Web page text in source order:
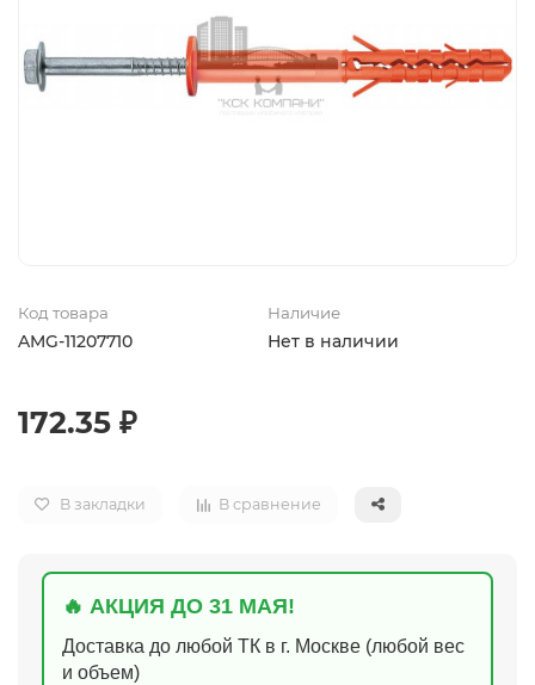
Код товара
AMG-11207710
Наличие
Нет в наличии
172.35 ₽
В закладки В сравнение
🔥 АКЦИЯ ДО 31 МАЯ!
Доставка до любой ТК в г. Москве (любой вес
и объем)